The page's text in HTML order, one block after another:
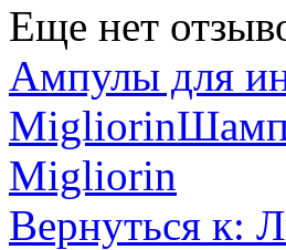
Еще нет
Ампулы для
Migliorin
Migliorin
Вернуться к: